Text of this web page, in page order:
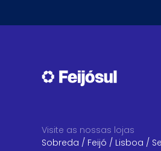
Visite as nossas lojas
Sobreda / Feijó / Lisboa /